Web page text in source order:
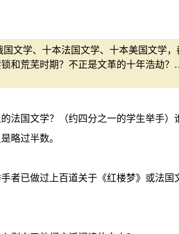
文学、十本法国文学、十本美国文学
和荒芜时期？不正是文革的十年浩劫
法国文学？（约四分之一的学生举手
略过半数。
者已做过上百道关于《红楼梦》或法